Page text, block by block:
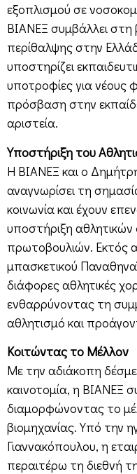
εξοπλισμού σε
ΒΙΑΝΕΞ συμβάλλει στη
περίθαλψης στην
υποστηρίζει
υποτροφίες για νέους
πρόσβαση στην
αριστεία.
Υποστήριξη του
Η ΒΙΑΝΕΞ και ο
αναγνωρίσει τη
κοινωνία και έχουν
υποστήριξη αθλητικών
πρωτοβουλιών. Εκτός
μπασκετικού
διάφορες αθλητικές
ενθαρρύνοντας τη
αθλητισμό και
Κοιτώντας το Μέλλον
Με την αδιάκοπη
καινοτομία, η ΒΙΑΝΕΞ
διαμορφώνοντας το
βιομηχανίας. Υπό την
Γιαννακόπουλου, η
περαιτέρω τη διεθνή